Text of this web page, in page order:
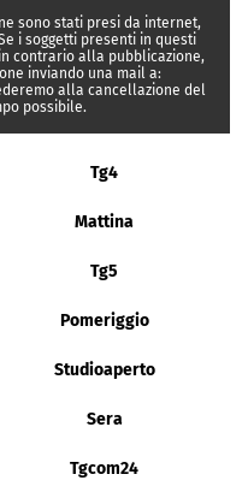
sono stati presi da internet,
i soggetti presenti in questi
contrario alla pubblicazione,
inviando una mail a:
alla cancellazione del
possibile.
Tg4
Mattina
Tg5
Pomeriggio
Studioaperto
Sera
Tgcom24